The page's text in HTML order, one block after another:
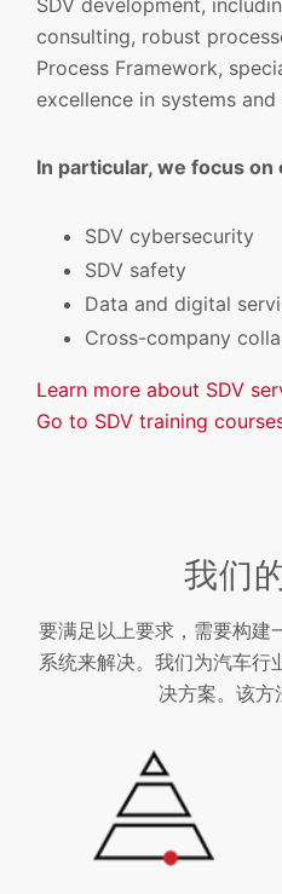
consulting, robust
Process Framework,
excellence in systems
In particular, we focus
SDV cybersecurity
SDV safety
Data and digital
Cross-company
Learn more about SDV
Go to SDV training
我们
要满足以上要求，需要构建
系统来解决。我们为汽车行
决方案。该方